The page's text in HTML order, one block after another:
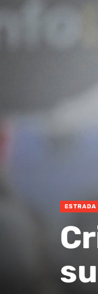
ESTRADA